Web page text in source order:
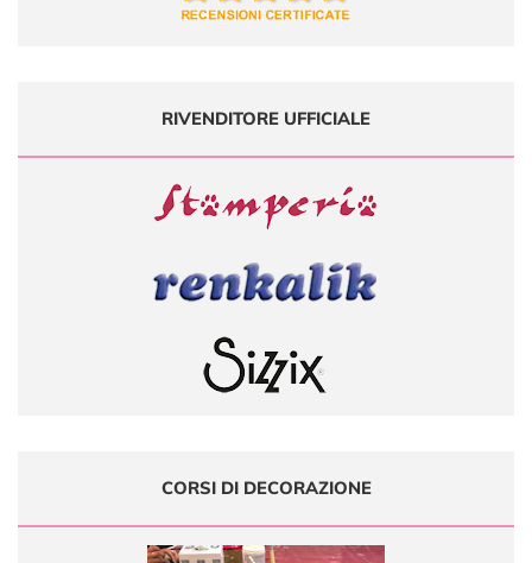
RIVENDITORE UFFICIALE
CORSI DI DECORAZIONE